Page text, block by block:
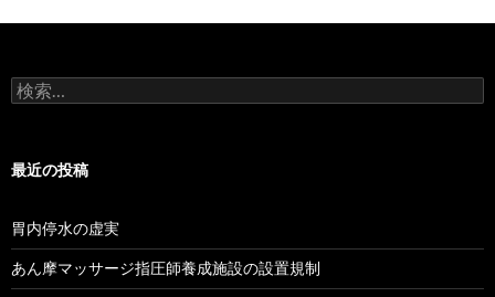
検
索:
最近の投稿
胃内停水の虚実
あん摩マッサージ指圧師養成施設の設置規制